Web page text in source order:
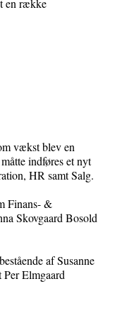
en række
vækst blev en
indføres et nyt
HR samt Salg.
Finans- &
Skovgaard Bosold
af Susanne
Elmgaard